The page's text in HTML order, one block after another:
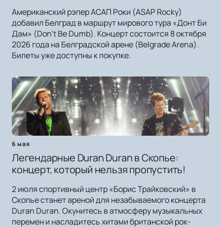
Американский рэпер АСАП Роки (ASAP Rocky)
добавил Белград в маршрут мирового тура «Донт Би
Дам» (Don't Be Dumb). Концерт состоится 8 октября
2026 года на Белградской арене (Belgrade Arena).
Билеты уже доступны к покупке.
6 мая
Легендарные Duran Duran в Скопье:
концерт, который нельзя пропустить!
2 июля спортивный центр «Борис Трайковский» в
Скопье станет ареной для незабываемого концерта
Duran Duran. Окунитесь в атмосферу музыкальных
перемен и насладитесь хитами британской рок-